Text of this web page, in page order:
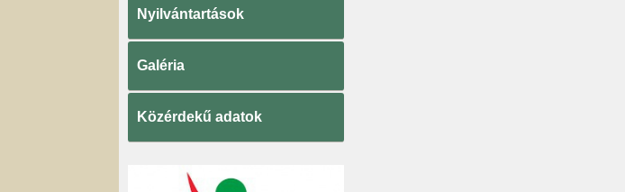
Nyilvántartások
Galéria
Közérdekű adatok